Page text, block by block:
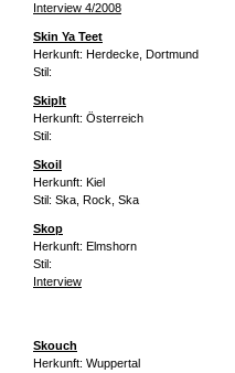
Interview 4/2008
Skin Ya Teet
Herkunft: Herdecke, Dortmund
Stil:
SkipIt
Herkunft: Österreich
Stil:
Skoil
Herkunft: Kiel
Stil: Ska, Rock, Ska
Skop
Herkunft: Elmshorn
Stil:
Interview
Skouch
Herkunft: Wuppertal